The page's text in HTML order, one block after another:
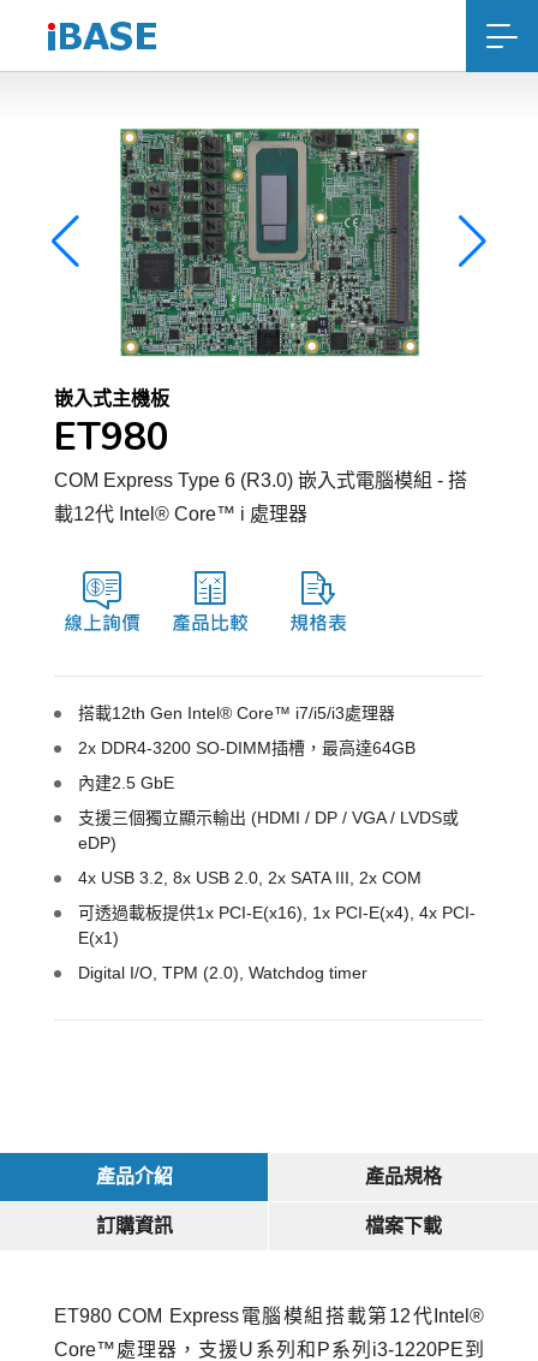
嵌入式主機板
ET980
COM Express Type 6 (R3.0) 嵌入式電腦模組 - 搭
載12代 Intel® Core™ i 處理器
搭載12th Gen Intel® Core™ i7/i5/i3處理器
2x DDR4-3200 SO-DIMM插槽，最高達64GB
內建2.5 GbE
支援三個獨立顯示輸出 (HDMI / DP / VGA / LVDS或
eDP)
4x USB 3.2, 8x USB 2.0, 2x SATA III, 2x COM
可透過載板提供1x PCI-E(x16), 1x PCI-E(x4), 4x PCI-
E(x1)
Digital I/O, TPM (2.0), Watchdog timer
產品介紹
產品規格
訂購資訊
檔案下載
ET980 COM Express電腦模組搭載第12代Intel®
Core™處理器，支援U系列和P系列i3-1220PE到